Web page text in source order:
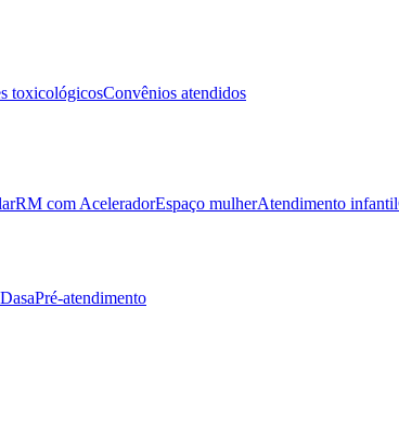
toxicológicosConvênios atendidos
RM com AceleradorEspaço mulherAtendimento infantil
Pré-atendimento